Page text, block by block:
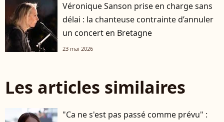
Véronique Sanson prise en charge sans
délai : la chanteuse contrainte d’annuler
un concert en Bretagne
23 mai 2026
Les articles similaires
"Ca ne s'est pas passé comme prévu" :